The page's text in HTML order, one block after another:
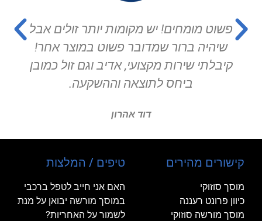
מומחים! יש מקומות יותר זולים אבל
ברור שמדובר פשוט במוצר אחר!
שירות מקצועי, אדיב וגם זול כמובן
ביחס לתוצאה וההשקעה.
דוד אהרון
קישורים מהירים
מוסך סוזוקי
כיוון פרונט רעננה
מוסך מורשה סוזוקי
טיפים / המלצות
האם אני חייב לטפל ברכבי
במוסך מורשה יבואן על מנת
לשמור על האחריות?